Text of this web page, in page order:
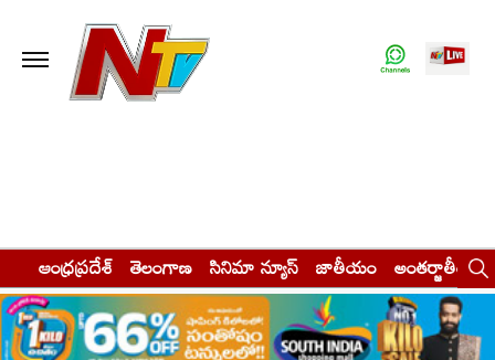
ఆంధ్రప్రదేశ్ తెలంగాణ సినిమా న్యూస్ జాతీయం అంతర్జాతీయం